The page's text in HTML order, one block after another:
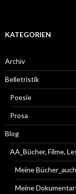
KATEGORIEN
Archiv
Belletristik
Poesie
Prosa
Blog
AA_Bücher, Filme,
Meine
Meine